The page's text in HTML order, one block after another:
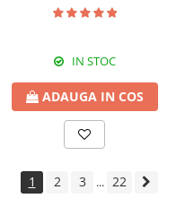
IN STOC
ADAUGA IN COS
1 2 3 ... 22